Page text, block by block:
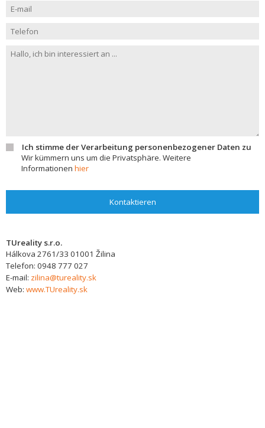
Ich stimme der Verarbeitung personenbezogener Daten zu
Wir kümmern uns um die Privatsphäre. Weitere
Informationen hier
Kontaktieren
TUreality s.r.o.
Hálkova 2761/33 01001 Žilina
Telefon: 0948 777 027
E-mail: zilina@tureality.sk
Web: www.TUreality.sk